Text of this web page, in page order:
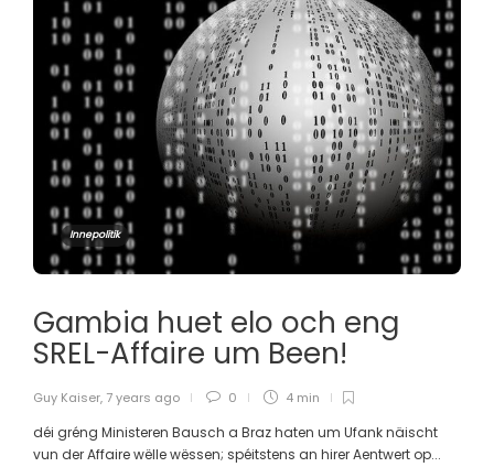
Innepolitik
Gambia huet elo och eng
SREL-Affaire um Been!
Guy Kaiser, 7 years ago 0 4 min
déi gréng Ministeren Bausch a Braz haten um Ufank näischt
vun der Affaire wëlle wëssen; spéitstens an hirer Aentwert op...